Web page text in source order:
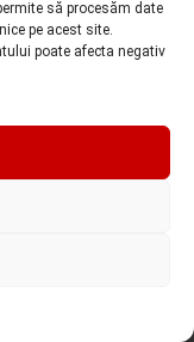
să procesăm date
pe acest site.
poate afecta negativ